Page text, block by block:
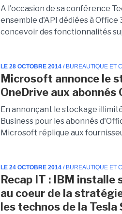
A l'occasion de sa conférence
ensemble d'API dédiées à
concevoir des fonctionnalités
LE 28 OCTOBRE 2014 / BUREAUTIQUE ET
Microsoft annonce le
OneDrive aux
En annonçant le stockage
Business pour les abonnés
Microsoft réplique aux
LE 24 OCTOBRE 2014 / BUREAUTIQUE ET
Recap IT : IBM installe
au coeur de la
les technos de la Tesla